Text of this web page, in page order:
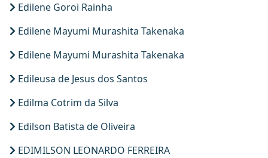
Edilene Goroi Rainha
Edilene Mayumi Murashita Takenaka
Edilene Mayumi Murashita Takenaka
Edileusa de Jesus dos Santos
Edilma Cotrim da Silva
Edilson Batista de Oliveira
EDIMILSON LEONARDO FERREIRA